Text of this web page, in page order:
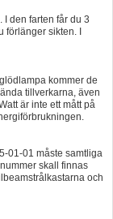
I den farten får du 3
förlänger sikten. I
kommer de
tillverkarna, även
är inte ett mått på
01-01 måste samtliga
skall finnas
och